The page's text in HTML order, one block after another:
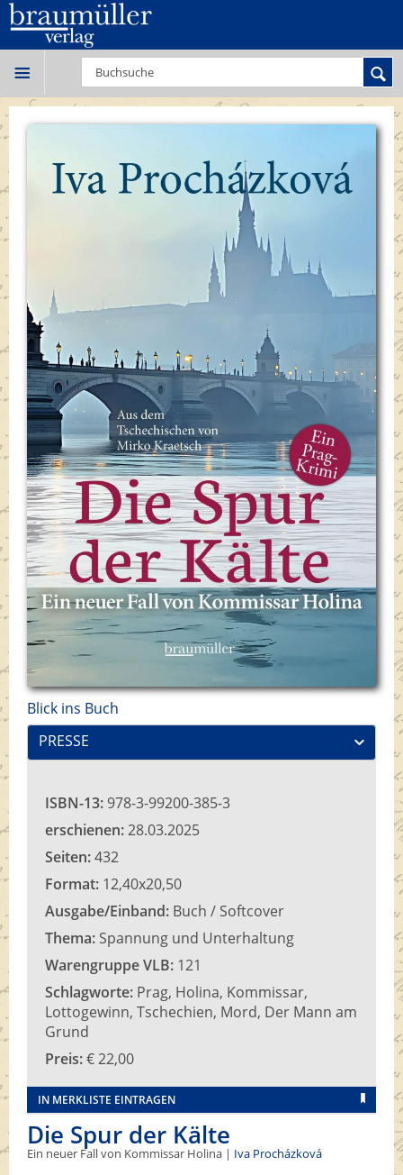
Blick ins Buch
PRESSE
ISBN-13: 978-3-99200-385-3
erschienen:28.03.2025
Seiten:432
Format: 12,40x20,50
Ausgabe/Einband: Buch / Softcover
Thema: Spannung und Unterhaltung
Warengruppe VLB: 121
Schlagworte: Prag, Holina, Kommissar,
Lottogewinn, Tschechien, Mord, Der Mann am
Grund
Preis:€ 22,00
IN MERKLISTE EINTRAGEN
Die Spur der Kälte
Ein neuer Fall von Kommissar Holina | Iva Procházková